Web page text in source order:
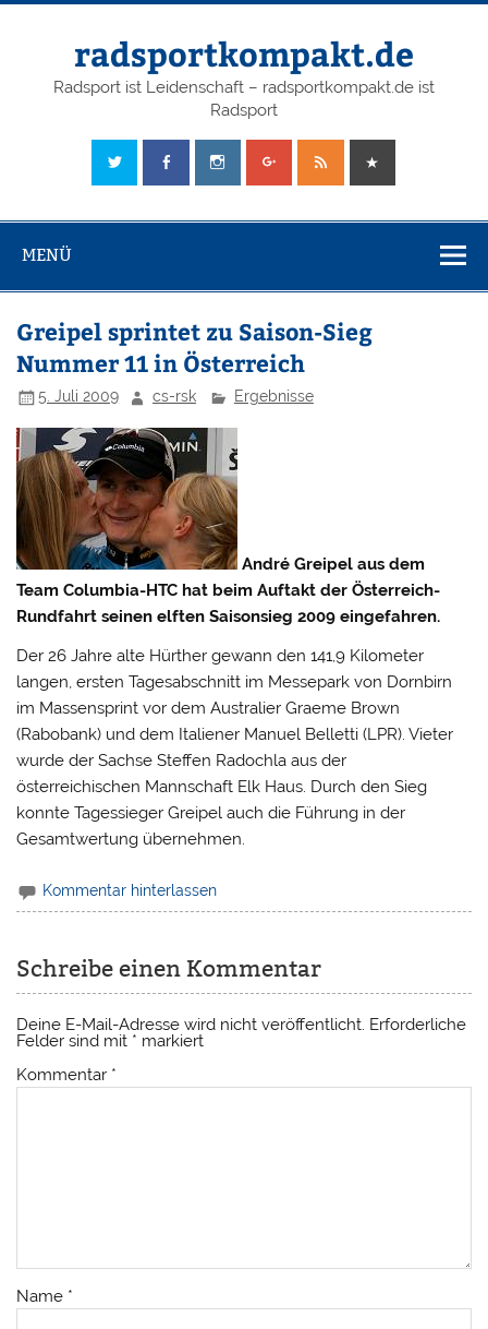
radsportkompakt.de
Radsport ist Leidenschaft – radsportkompakt.de ist
Radsport
MENÜ
Greipel sprintet zu Saison-Sieg
Nummer 11 in Österreich
5. Juli 2009 cs-rsk Ergebnisse
André Greipel aus dem
Team Columbia-HTC hat beim Auftakt der Österreich-
Rundfahrt seinen elften Saisonsieg 2009 eingefahren.
Der 26 Jahre alte Hürther gewann den 141,9 Kilometer
langen, ersten Tagesabschnitt im Messepark von Dornbirn
im Massensprint vor dem Australier Graeme Brown
(Rabobank) und dem Italiener Manuel Belletti (LPR).Vieter
wurde der Sachse Steffen Radochla aus der
österreichischen Mannschaft Elk Haus. Durch den Sieg
konnte Tagessieger Greipel auch die Führung in der
Gesamtwertung übernehmen.
Kommentar hinterlassen
Schreibe einen Kommentar
Deine E-Mail-Adresse wird nicht veröffentlicht. Erforderliche
Felder sind mit * markiert
Kommentar *
Name *